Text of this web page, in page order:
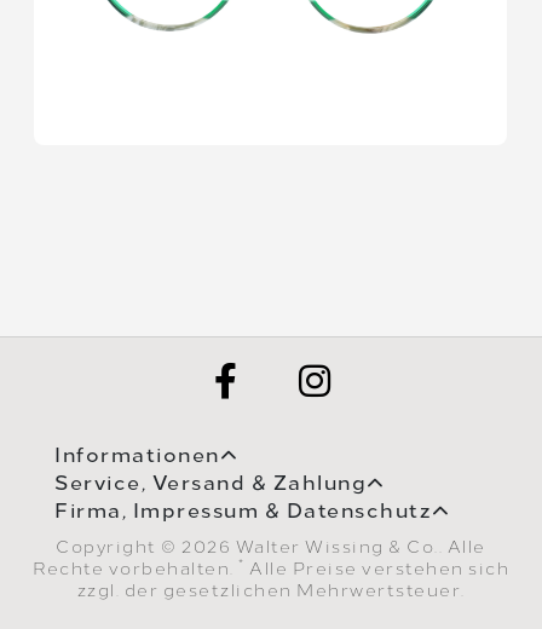
Informationen
Service, Versand & Zahlung
Firma, Impressum & Datenschutz
Copyright © 2026 Walter Wissing & Co.. Alle
Rechte vorbehalten.
* Alle Preise verstehen sich
zzgl. der gesetzlichen Mehrwertsteuer.